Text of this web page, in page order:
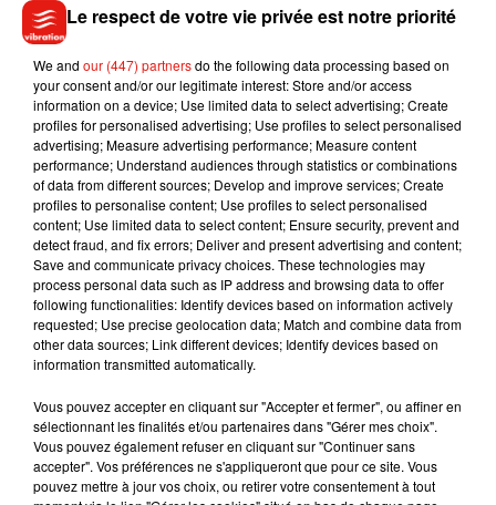
Musique
7 août 2026
Julien Lieb s’essaye à la vie de chatelain
dans son nouveau clip
Madonna sort enfin le remix de « Love
Le respect de votre vie privée est notre priorité
We and our (447) partnersdo the following data processing based on
your consent and/or our legitimate interest: Store and/or access
information on a device; Use limited data to select advertising; Create
profiles for personalised advertising; Use profiles to select personalised
advertising; Measure advertising performance; Measure content
performance; Understand audiences through statistics or combinations
of data from different sources; Develop and improve services; Create
profiles to personalise content; Use profiles to select personalised
content; Use limited data to select content; Ensure security, prevent and
detect fraud, and fix errors; Deliver and present advertising and content;
Save and communicate privacy choices. These technologies may
process personal data such as IP address and browsing data to offer
following functionalities: Identify devices based on information actively
requested; Use precise geolocation data; Match and combine data from
other data sources; Link different devices; Identify devices based on
information transmitted automatically.
Vous pouvez accepter en cliquant sur "Accepter et fermer", ou affiner en
sélectionnant les finalités et/ou partenaires dans "Gérer mes choix".
Vous pouvez également refuser en cliquant sur "Continuer sans
accepter". Vos préférences ne s'appliqueront que pour ce site. Vous
pouvez mettre à jour vos choix, ou retirer votre consentement à tout